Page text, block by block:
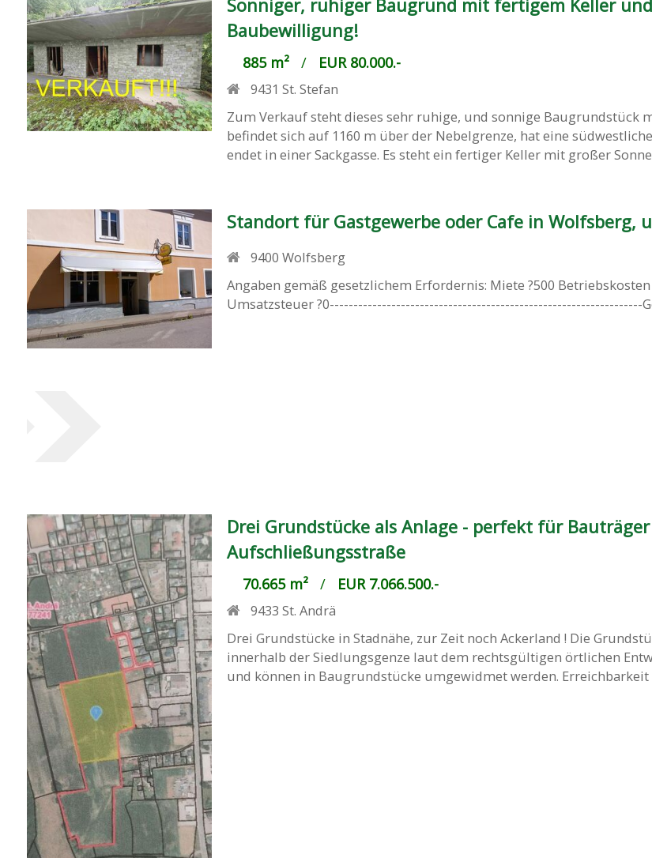
Sonniger, ruhiger Baugrund mit fertigem Keller und
Baubewilligung!
885 m²/ EUR 80.000.-
9431 St. Stefan
Zum Verkauf steht dieses sehr ruhige, und sonnige Baugrundstück
befindet sich auf 1160 m über der Nebelgrenze, hat eine
endet in einer Sackgasse. Es steht ein fertiger Keller mit großer
Standort für Gastgewerbe oder Cafe in Wolfsberg,
9400 Wolfsberg
Angaben gemäß gesetzlichem Erfordernis: Miete ?500 Betriebskosten
Umsatzsteuer ?0------------------------------------------------------------------
Drei Grundstücke als Anlage - perfekt für
Aufschließungsstraße
70.665 m²/ EUR 7.066.500.-
9433 St. Andrä
Drei Grundstücke in Stadnähe, zur Zeit noch Ackerland ! Die
innerhalb der Siedlungsgenze laut dem rechtsgültigen örtlichen
und können in Baugrundstücke umgewidmet werden. Erreichbarkeit